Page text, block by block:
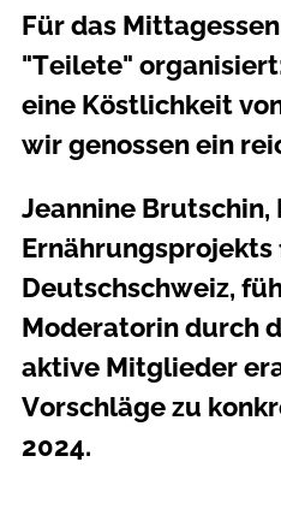
Für das
"Teilete"
eine Köstlichkeit
wir genossen ein
Jeannine
Ernährungsprojekts
Deutschschweiz,
Moderatorin durch
aktive Mitglieder
Vorschläge zu
2024.